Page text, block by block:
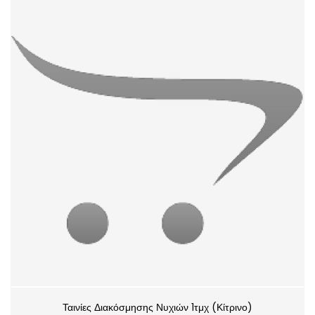
Ταινίες Διακόσμησης Νυχιών 1τμχ (Κίτρινο)